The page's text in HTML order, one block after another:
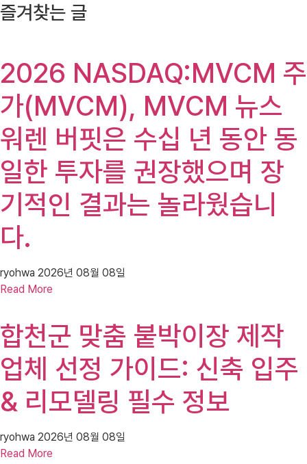
즐겨찾는 글
2026 NASDAQ:MVCM 주
가(MVCM), MVCM 뉴스
워렌 버핏은 수십 년 동안 동
일한 투자를 권장했으며 장
기적인 결과는 놀라웠습니
다.
ryohwa 2026년 08월 08일
Read More
합천군 맞춤 붙박이장 제작
업체 선정 가이드: 신축 입주
& 리모델링 필수 정보
ryohwa 2026년 08월 08일
Read More